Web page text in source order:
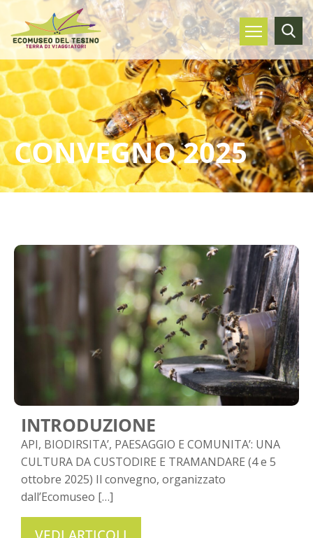
CONVEGNO 2025
INTRODUZIONE
API, BIODIRSITA’, PAESAGGIO E COMUNITA’: UNA
CULTURA DA CUSTODIRE E TRAMANDARE (4 e 5
ottobre 2025) Il convegno, organizzato
dall’Ecomuseo […]